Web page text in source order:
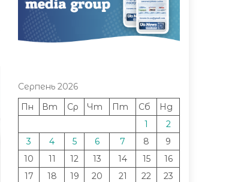
Серпень 2026
Пн
Вт Ср Чт Пт Сб
Нд
1
2
3
4 5 6 7 8
9
10
11 12 13 14 15
16
17
18 19 20 21 22
23